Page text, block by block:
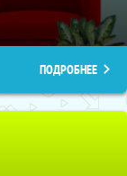
ПОДРОБНЕЕ